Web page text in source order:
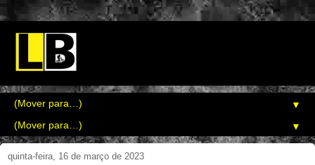
▼
▼
quinta-feira, 16 de março de 2023